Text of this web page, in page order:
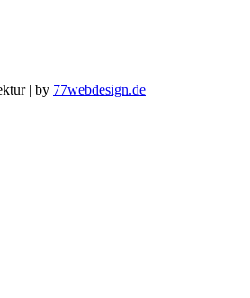
| by 77webdesign.de